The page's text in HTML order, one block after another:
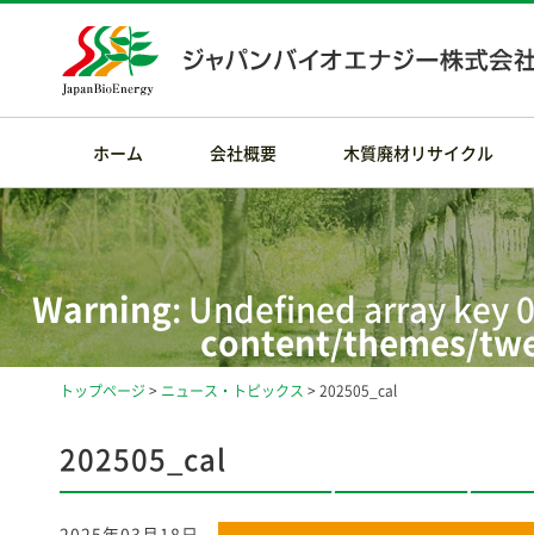
ホーム 会社概要 木質廃材リサイクル
Warning: Undefined array key
content/themes/
Warning: Attempt
content/themes/
トップページ > ニュース・トピックス > 202505_cal
202505_cal